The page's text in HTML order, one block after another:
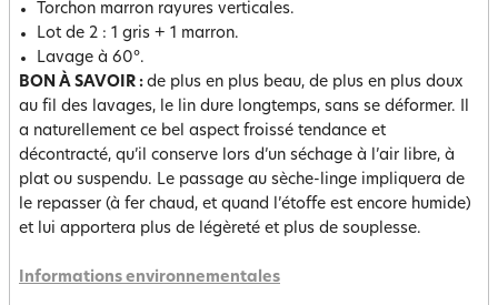
Torchon marron rayures verticales.
Lot de 2 : 1 gris + 1 marron.
Lavage à 60°.
BON À SAVOIR : de plus en plus beau, de plus en plus doux
au fil des lavages, le lin dure longtemps, sans se déformer. Il
a naturellement ce bel aspect froissé tendance et
décontracté, qu’il conserve lors d’un séchage à l’air libre, à
plat ou suspendu. Le passage au sèche-linge impliquera de
le repasser (à fer chaud, et quand l’étoffe est encore humide)
et lui apportera plus de légèreté et plus de souplesse.
Informations environnementales